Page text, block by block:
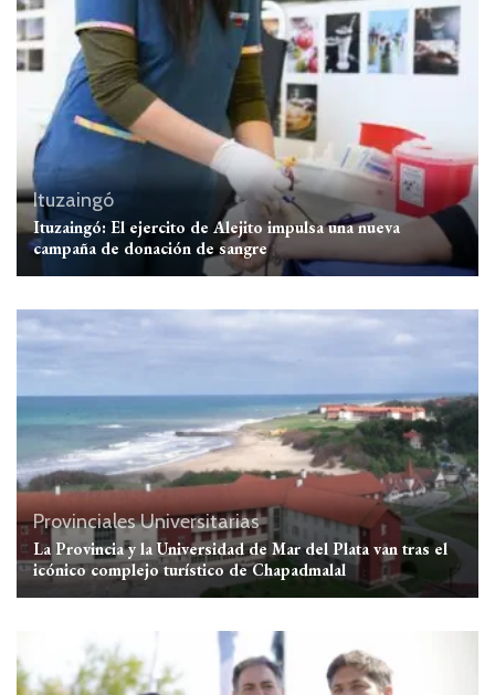
Ituzaingó
Ituzaingó: El ejercito de Alejito impulsa una nueva
campaña de donación de sangre
ProvincialesUniversitarias
La Provincia y la Universidad de Mar del Plata van tras el
icónico complejo turístico de Chapadmalal